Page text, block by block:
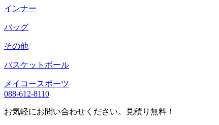
インナー
バッグ
その他
バスケットボール
メイコースポーツ
088-612-8110
お気軽にお問い合わせください。見積り無料！